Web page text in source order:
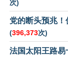
次)
党的断头预兆
(396,373次)
法国太阳王路